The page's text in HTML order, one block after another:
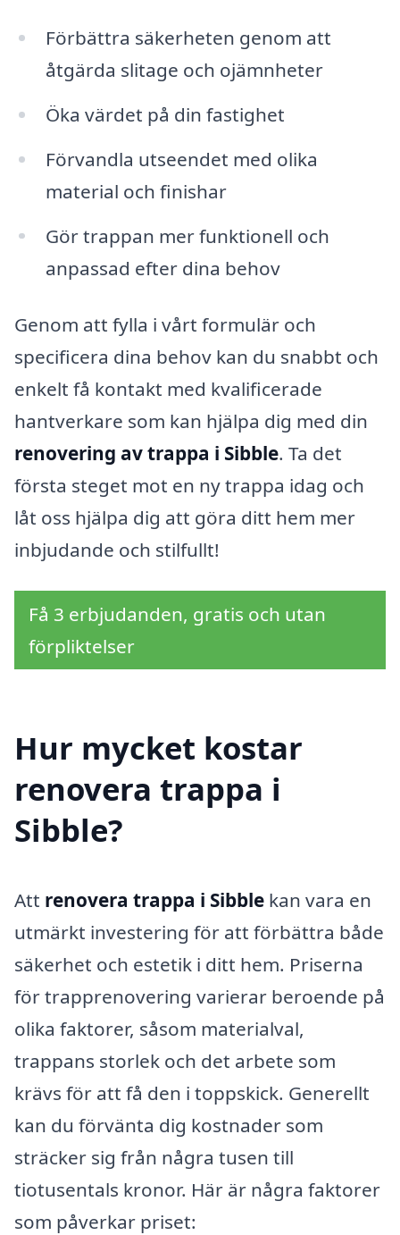
Förbättra säkerheten genom att
åtgärda slitage och ojämnheter
Öka värdet på din fastighet
Förvandla utseendet med olika
material och finishar
Gör trappan mer funktionell och
anpassad efter dina behov
Genom att fylla i vårt formulär och
specificera dina behov kan du snabbt och
enkelt få kontakt med kvalificerade
hantverkare som kan hjälpa dig med din
renovering av trappa i Sibble. Ta det
första steget mot en ny trappa idag och
låt oss hjälpa dig att göra ditt hem mer
inbjudande och stilfullt!
Få 3 erbjudanden, gratis och utan
förpliktelser
Hur mycket kostar
renovera trappa i
Sibble?
Att renovera trappa i Sibble kan vara en
utmärkt investering för att förbättra både
säkerhet och estetik i ditt hem. Priserna
för trapprenovering varierar beroende på
olika faktorer, såsom materialval,
trappans storlek och det arbete som
krävs för att få den i toppskick. Generellt
kan du förvänta dig kostnader som
sträcker sig från några tusen till
tiotusentals kronor. Här är några faktorer
som påverkar priset: